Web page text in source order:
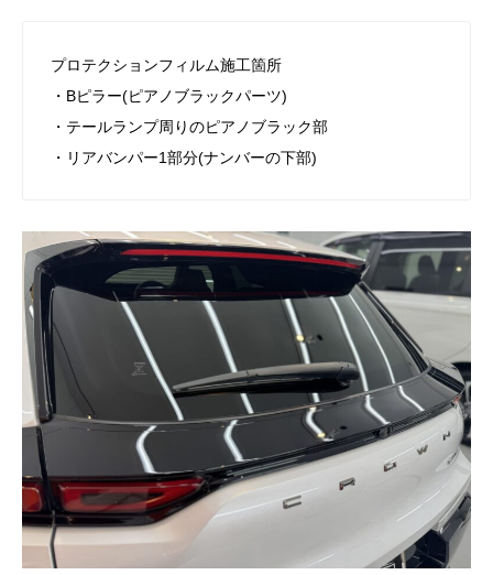
プロテクションフィルム施工箇所
・Bピラー(ピアノブラックパーツ)
・テールランプ周りのピアノブラック部
・リアバンパー1部分(ナンバーの下部)